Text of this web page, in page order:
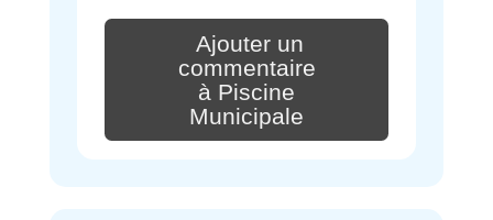
Ajouter un
commentaire
à Piscine
Municipale